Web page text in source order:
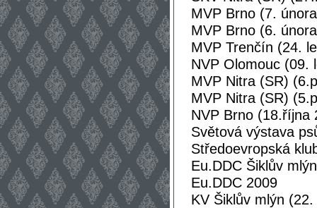
MVP Brno (7.
MVP Brno (6.
MVP Trenčín (24.
NVP Olomouc (09.
MVP Nitra (SR)
MVP Nitra (SR)
NVP Brno
Světová výstava
Středoevropská
Eu.DDC Šiklův
Eu.DDC 2009
KV Šiklův mlýn